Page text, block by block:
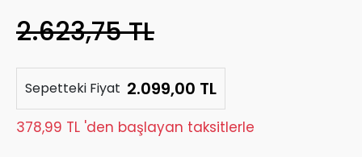
2.623,75 TL
Sepetteki Fiyat 2.099,00 TL
378,99 TL 'den başlayan taksitlerle